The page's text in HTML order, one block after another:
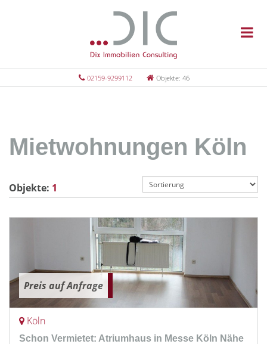
02159-9299112 Objekte: 46
Mietwohnungen Köln
Objekte: 1
Preis auf Anfrage
Köln
Schon Vermietet: Atriumhaus in Messe Köln Nähe